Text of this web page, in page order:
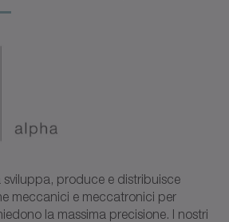
sviluppa, produce e distribuisce
meccanici e meccatronici per
la massima precisione. I nostri